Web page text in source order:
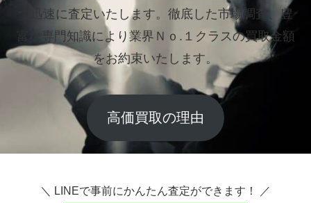
つ迅速に査定いたします。 徹底した市場調査、豊
富な専門知識により業界Ｎｏ.１クラスの買取金額
をお約束いたします。
高価買取の理由
＼ LINEで事前にかんたん査定ができます！ ／